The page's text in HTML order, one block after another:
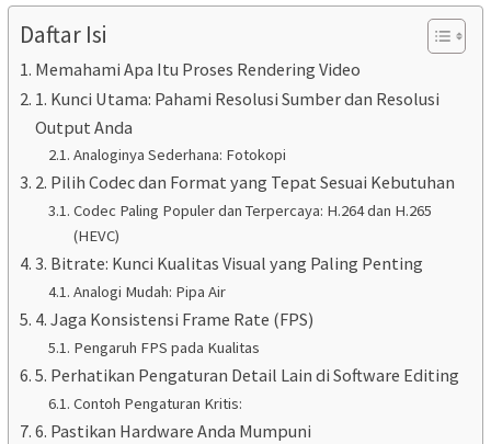
Daftar Isi
Memahami Apa Itu Proses Rendering Video
1. Kunci Utama: Pahami Resolusi Sumber dan Resolusi
Output Anda
Analoginya Sederhana: Fotokopi
2. Pilih Codec dan Format yang Tepat Sesuai Kebutuhan
Codec Paling Populer dan Terpercaya: H.264 dan H.265
(HEVC)
3. Bitrate: Kunci Kualitas Visual yang Paling Penting
Analogi Mudah: Pipa Air
4. Jaga Konsistensi Frame Rate (FPS)
Pengaruh FPS pada Kualitas
5. Perhatikan Pengaturan Detail Lain di Software Editing
Contoh Pengaturan Kritis:
6. Pastikan Hardware Anda Mumpuni